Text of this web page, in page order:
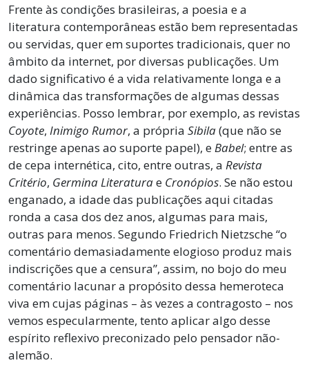
Frente às condições brasileiras, a poesia e a
literatura contemporâneas estão bem representadas
ou servidas, quer em suportes tradicionais, quer no
âmbito da internet, por diversas publicações. Um
dado significativo é a vida relativamente longa e a
dinâmica das transformações de algumas dessas
experiências. Posso lembrar, por exemplo, as revistas
Coyote, Inimigo Rumor, a própria Sibila(que não se
restringe apenas ao suporte papel), eBabel; entre as
de cepa internética, cito, entre outras, a Revista
Critério, Germina Literaturae Cronópios. Se não estou
enganado, a idade das publicações aqui citadas
ronda a casa dos dez anos, algumas para mais,
outras para menos. Segundo Friedrich Nietzsche “o
comentário demasiadamente elogioso produz mais
indiscrições que a censura”, assim, no bojo do meu
comentário lacunar a propósito dessa hemeroteca
viva em cujas páginas – às vezes a contragosto – nos
vemos especularmente, tento aplicar algo desse
espírito reflexivo preconizado pelo pensador não-
alemão.